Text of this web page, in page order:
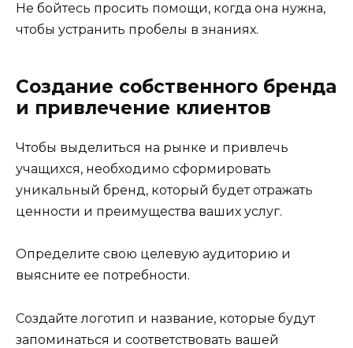
Не бойтесь просить помощи, когда она нужна,
чтобы устранить пробелы в знаниях.
Создание собственного бренда
и привлечение клиентов
Чтобы выделиться на рынке и привлечь
учащихся, необходимо сформировать
уникальный бренд, который будет отражать
ценности и преимущества ваших услуг.
Определите свою целевую аудиторию и
выясните ее потребности.
Создайте логотип и название, которые будут
запоминаться и соответствовать вашей